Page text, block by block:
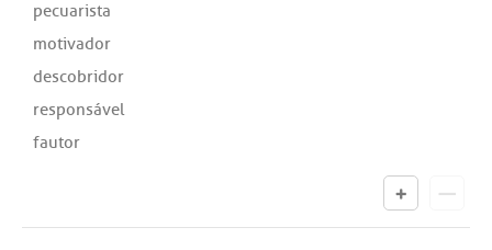
pecuarista
motivador
descobridor
responsável
fautor